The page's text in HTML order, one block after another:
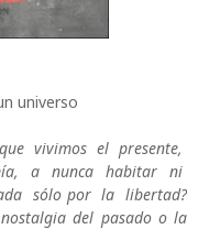
universo
vivimos el presente,
a nunca habitar ni
sólo por la libertad?
del pasado o la